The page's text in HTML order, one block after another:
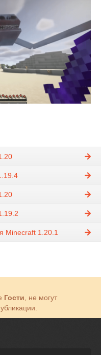
Minecraft 1.20.1
Гости , не могут